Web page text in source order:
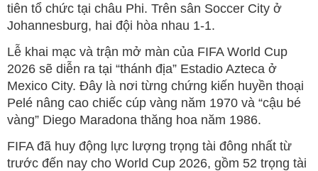
tiên tổ chức tại châu Phi. Trên sân Soccer City ở
Johannesburg, hai đội hòa nhau 1-1.
Lễ khai mạc và trận mở màn của FIFA World Cup
2026 sẽ diễn ra tại “thánh địa” Estadio Azteca ở
Mexico City. Đây là nơi từng chứng kiến huyền thoại
Pelé nâng cao chiếc cúp vàng năm 1970 và “cậu bé
vàng” Diego Maradona thăng hoa năm 1986.
FIFA đã huy động lực lượng trọng tài đông nhất từ
trước đến nay cho World Cup 2026, gồm 52 trọng tài